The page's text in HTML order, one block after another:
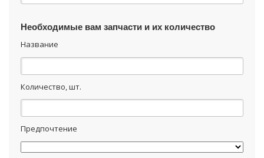
Необходимые вам запчасти и их количество
Название
Количество, шт.
Предпочтение